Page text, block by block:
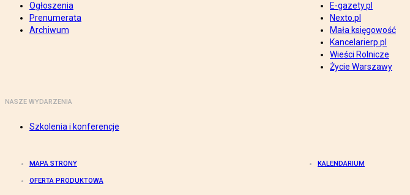
Ogłoszenia
Prenumerata
Archiwum
E-gazety.pl
Nexto.pl
Mała księgowość
Kancelarierp.pl
Wieści Rolnicze
Życie Warszawy
NASZE WYDARZENIA
Szkolenia i konferencje
MAPA STRONY KALENDARIUM
OFERTA PRODUKTOWA